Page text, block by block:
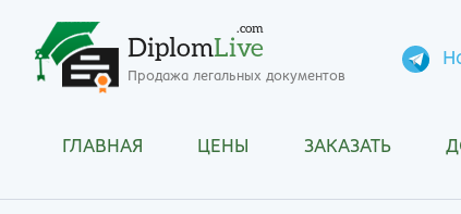
DiplomLive
.com
Продажа легальных документов
ГЛАВНАЯ ЦЕНЫ ЗАКАЗАТЬ